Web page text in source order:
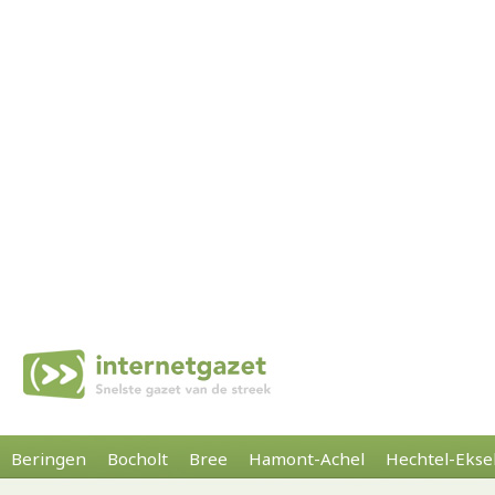
Beringen Bocholt Bree Hamont-Achel Hechtel-